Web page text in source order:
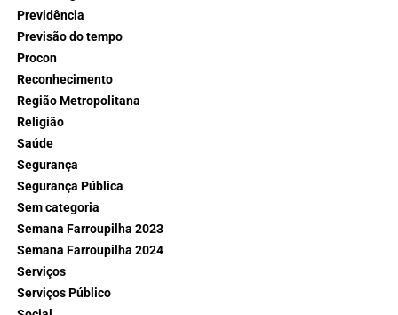
Previdência
Previsão do tempo
Procon
Reconhecimento
Região Metropolitana
Religião
Saúde
Segurança
Segurança Pública
Sem categoria
Semana Farroupilha 2023
Semana Farroupilha 2024
Serviços
Serviços Público